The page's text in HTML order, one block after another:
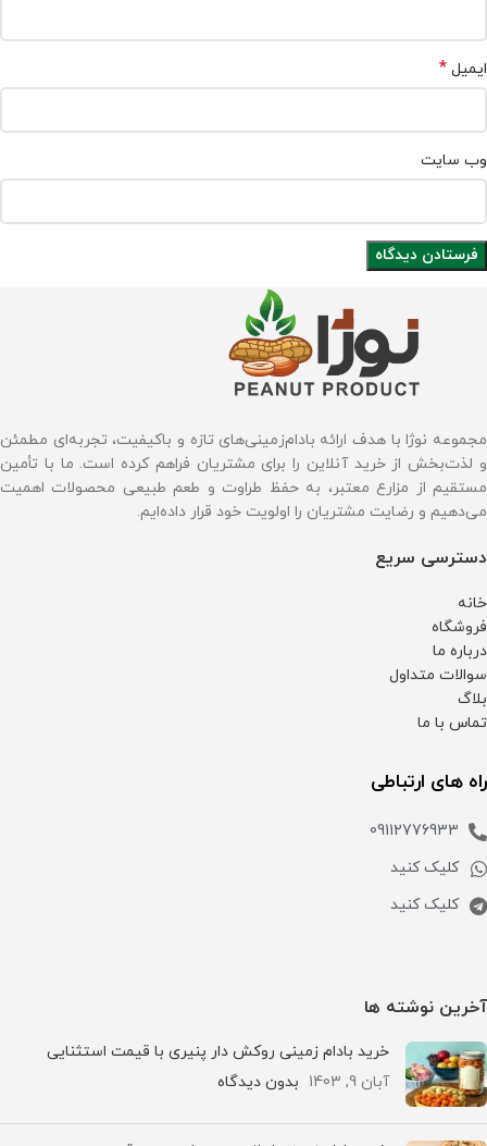
ایمیل *
وب‌ سایت
مجموعه نوژا با هدف ارائه بادام‌زمینی‌های تازه و باکیفیت، تجربه‌ای مطمئن
و لذت‌بخش از خرید آنلاین را برای مشتریان فراهم کرده است. ما با تأمین
مستقیم از مزارع معتبر، به حفظ طراوت و طعم طبیعی محصولات اهمیت
می‌دهیم و رضایت مشتریان را اولویت خود قرار داده‌ایم.
دسترسی سریع
خانه
فروشگاه
درباره ما
سوالات متداول
بلاگ
تماس با ما
راه های ارتباطی
09112776933
کلیک کنید
کلیک کنید
آخرین نوشته ها
خرید بادام زمینی روکش دار پنیری با قیمت استثنایی
آبان 9, 1403
بدون دیدگاه